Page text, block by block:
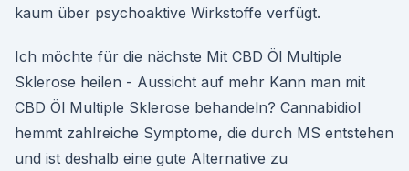
kaum über psychoaktive Wirkstoffe verfügt.
Ich möchte für die nächste Mit CBD Öl Multiple
Sklerose heilen - Aussicht auf mehr Kann man mit
CBD Öl Multiple Sklerose behandeln? Cannabidiol
hemmt zahlreiche Symptome, die durch MS entstehen
und ist deshalb eine gute Alternative zu